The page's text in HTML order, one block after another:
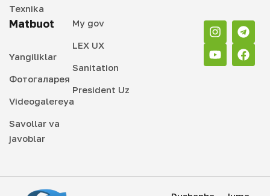
Texnika
Matbuot
Yangiliklar
Фотогаларея
Videogalereya
Savollar va
javoblar
My gov
LEX UX
Sanitation
President Uz